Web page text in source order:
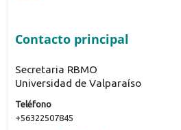
Contacto principal
Secretaria RBMO
Universidad de Valparaíso
Teléfono
+56322507845